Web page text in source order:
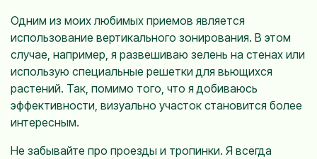
Одним из моих любимых приемов является
использование вертикального зонирования. В этом
случае, например, я развешиваю зелень на стенах или
использую специальные решетки для вьющихся
растений. Так, помимо того, что я добиваюсь
эффективности, визуально участок становится более
интересным.
Не забывайте про проезды и тропинки. Я всегда